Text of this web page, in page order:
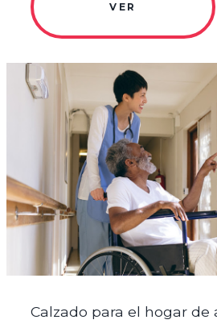
VER
Calzado para el hogar de